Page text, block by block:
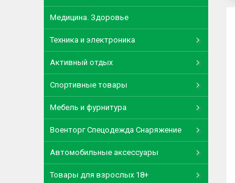
Медицина. Здоровье
Техника и электроника
Активный отдых
Спортивные товары
Мебель и фурнитура
Военторг Спецодежда Снаряжение
Автомобильные аксессуары
Товары для взрослых 18+